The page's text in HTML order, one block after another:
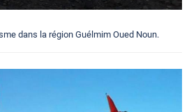
dans la région Guélmim Oued Noun.